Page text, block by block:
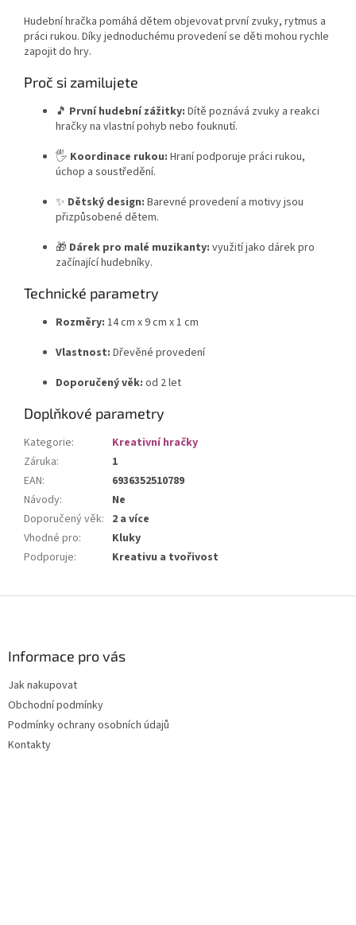
Hudební hračka pomáhá dětem objevovat první zvuky, rytmus a
práci rukou. Díky jednoduchému provedení se děti mohou rychle
zapojit do hry.
Proč si zamilujete
🎵 První hudební zážitky: Dítě poznává zvuky a reakci
hračky na vlastní pohyb nebo fouknutí.
🖐️ Koordinace rukou: Hraní podporuje práci rukou,
úchop a soustředění.
✨ Dětský design: Barevné provedení a motivy jsou
přizpůsobené dětem.
🎁 Dárek pro malé muzikanty: využití jako dárek pro
začínající hudebníky.
Technické parametry
Rozměry: 14 cm x 9 cm x 1 cm
Vlastnost: Dřevěné provedení
Doporučený věk: od 2 let
Doplňkové parametry
Kategorie:
Kreativní hračky
Záruka:
1
EAN:
6936352510789
Návody:
Ne
Doporučený věk: 2 a více
Vhodné pro:
Kluky
Podporuje: Kreativu a tvořivost
Informace pro vás
Jak nakupovat
Obchodní podmínky
Podmínky ochrany osobních údajů
Kontakty